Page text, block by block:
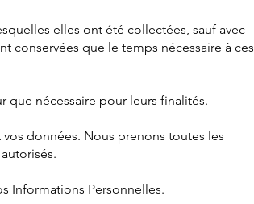
elles ont été collectées, sauf avec
conservées que le temps nécessaire à ces
que nécessaire pour leurs finalités.
données. Nous prenons toutes les
Informations Personnelles.